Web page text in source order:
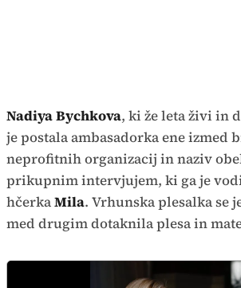
Nadiya Bychkova, ki že leta živi in
je postala ambasadorka ene izmed
neprofitnih organizacij in naziv
prikupnim intervjujem, ki ga je
hčerkaMila. Vrhunska plesalka se
med drugim dotaknila plesa in